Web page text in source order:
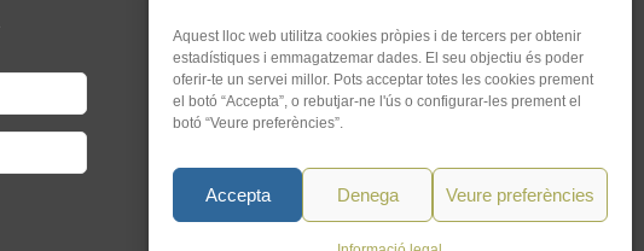
Aquest lloc web utilitza cookies pròpies i de tercers per obtenir
estadístiques i emmagatzemar dades. El seu objectiu és poder
oferir-te un servei millor. Pots acceptar totes les cookies prement
el botó “Accepta”, o rebutjar-ne l'ús o configurar-les prement el
botó “Veure preferències”.
Accepta Denega Veure preferències
Barcelona
93 505 86 86